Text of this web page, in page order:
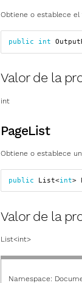
Obtiene o establece el
public int
Valor de la
int
PageList
Obtiene o establece
public List<int>
Valor de la
List<int>
Namespace: